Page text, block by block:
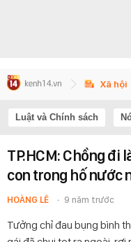
Xã hội
Luật và Chính sách
TP.HCM: Chồng đi
con trong hố nước
HOÀNG LÊ 9 năm trước
Tưởng chỉ đau bụng bình